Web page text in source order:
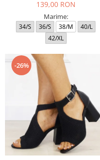
139,00 RON
Marime:
34/S 36/S 38/M
40/L
42/XL
-26%